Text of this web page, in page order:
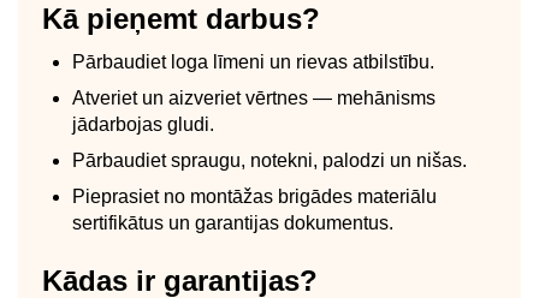
Kā pieņemt darbus?
Pārbaudiet loga līmeni un rievas atbilstību.
Atveriet un aizveriet vērtnes — mehānisms
jādarbojas gludi.
Pārbaudiet spraugu, notekni, palodzi un nišas.
Pieprasiet no montāžas brigādes materiālu
sertifikātus un garantijas dokumentus.
Kādas ir garantijas?